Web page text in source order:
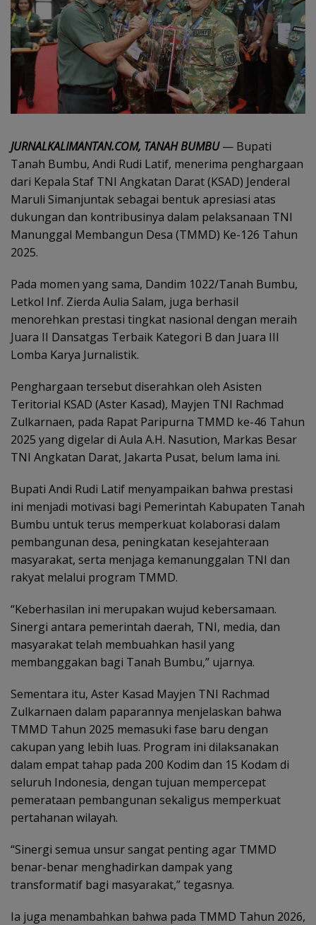
JURNALKALIMANTAN.COM, TANAH BUMBU— Bupati
Tanah Bumbu, Andi Rudi Latif, menerima penghargaan
dari Kepala Staf TNI Angkatan Darat (KSAD) Jenderal
Maruli Simanjuntak sebagai bentuk apresiasi atas
dukungan dan kontribusinya dalam pelaksanaan TNI
Manunggal Membangun Desa (TMMD) Ke-126 Tahun
2025.
Pada momen yang sama, Dandim 1022/Tanah Bumbu,
Letkol Inf. Zierda Aulia Salam, juga berhasil
menorehkan prestasi tingkat nasional dengan meraih
Juara II Dansatgas Terbaik Kategori B dan Juara III
Lomba Karya Jurnalistik.
Penghargaan tersebut diserahkan oleh Asisten
Teritorial KSAD (Aster Kasad), Mayjen TNI Rachmad
Zulkarnaen, pada Rapat Paripurna TMMD ke-46 Tahun
2025 yang digelar di Aula A.H. Nasution, Markas Besar
TNI Angkatan Darat, Jakarta Pusat, belum lama ini.
Bupati Andi Rudi Latif menyampaikan bahwa prestasi
ini menjadi motivasi bagi Pemerintah Kabupaten Tanah
Bumbu untuk terus memperkuat kolaborasi dalam
pembangunan desa, peningkatan kesejahteraan
masyarakat, serta menjaga kemanunggalan TNI dan
rakyat melalui program TMMD.
“Keberhasilan ini merupakan wujud kebersamaan.
Sinergi antara pemerintah daerah, TNI, media, dan
masyarakat telah membuahkan hasil yang
membanggakan bagi Tanah Bumbu,” ujarnya.
Sementara itu, Aster Kasad Mayjen TNI Rachmad
Zulkarnaen dalam paparannya menjelaskan bahwa
TMMD Tahun 2025 memasuki fase baru dengan
cakupan yang lebih luas. Program ini dilaksanakan
dalam empat tahap pada 200 Kodim dan 15 Kodam di
seluruh Indonesia, dengan tujuan mempercepat
pemerataan pembangunan sekaligus memperkuat
pertahanan wilayah.
“Sinergi semua unsur sangat penting agar TMMD
benar-benar menghadirkan dampak yang
transformatif bagi masyarakat,” tegasnya.
Ia juga menambahkan bahwa pada TMMD Tahun 2026,